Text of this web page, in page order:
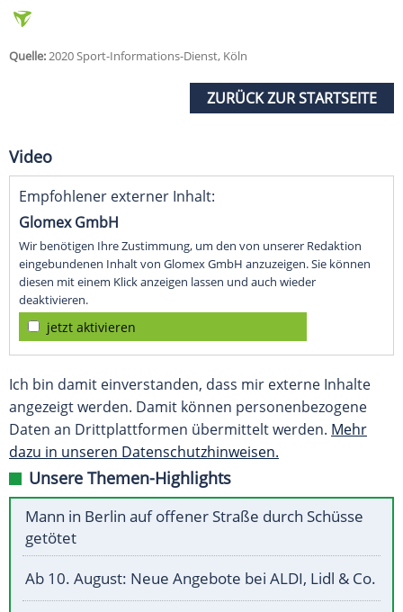
Quelle:2020 Sport-Informations-Dienst, Köln
ZURÜCK ZUR STARTSEITE
Video
Empfohlener externer Inhalt:
Glomex GmbH
Wir benötigen Ihre Zustimmung, um den von unserer Redaktion
eingebundenen Inhalt von Glomex GmbH anzuzeigen. Sie können
diesen mit einem Klick anzeigen lassen und auch wieder
deaktivieren.
jetzt aktivieren
Ich bin damit einverstanden, dass mir externe Inhalte
angezeigt werden. Damit können personenbezogene
Daten an Drittplattformen übermittelt werden. Mehr
dazu in unseren Datenschutzhinweisen.
Unsere Themen-Highlights
Mann in Berlin auf offener Straße durch Schüsse
getötet
Ab 10. August: Neue Angebote bei ALDI, Lidl & Co.